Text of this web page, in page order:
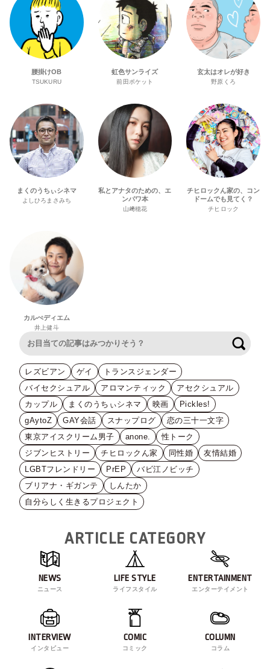
腰掛けOB
TSUKURU
虹色サンライズ
前田ポケット
玄太はオレが好き
野原くろ
まくのうちぃシネマ
よしひろまさみち
私とアナタのための、エ
ンパワ本
山﨑穂花
チヒロックん家の、コン
ドームでも見てく？
チヒロック
カルぺディエム
井上健斗
レズビアン ゲイ
トランスジェンダー
バイセクシュアル
アロマンティック
アセクシュアル
カップル
まくのうちぃシネマ 映画
Pickles!
gAytoZ
GAY会話 スナップログ
恋の三十一文字
東京アイスクリーム男子
anone.
性トーク
ジブンヒストリー
チヒロックん家 同性婚
友情結婚
LGBTフレンドリー
PrEP
バビ江ノビッチ
ブリアナ・ギガンテ
しんたか
自分らしく生きるプロジェクト
ARTICLE CATEGORY
NEWS
ニュース
LIFE STYLE
ライフスタイル
ENTERTAINMENT
エンターテイメント
INTERVIEW
インタビュー
COMIC
コミック
COLUMN
コラム